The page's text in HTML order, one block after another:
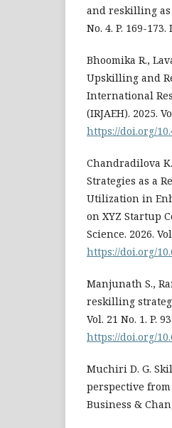
and reskilling as
No. 4. P. 169-173.
Bhoomika R.,
Upskilling and
International
(IRJAEH). 2025.
https://doi.org/
Chandradilova
Strategies as a
Utilization in
on XYZ Startup
Science. 2026.
https://doi.org/
Manjunath S.,
reskilling
Vol. 21 No. 1. P.
https://doi.org/
Muchiri D. G.
perspective
Business &